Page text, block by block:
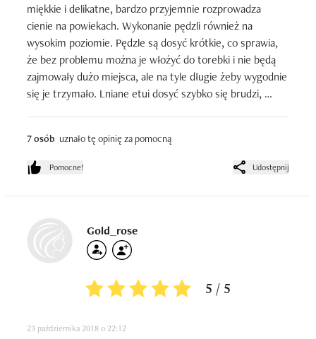
miękkie i delikatne, bardzo przyjemnie rozprowadza
cienie na powiekach. Wykonanie pędzli również na
wysokim poziomie. Pędzle są dosyć krótkie, co sprawia,
że bez problemu można je włożyć do torebki i nie będą
zajmowały dużo miejsca, ale na tyle długie żeby wygodnie
się je trzymało. Lniane etui dosyć szybko się brudzi,
7 osób uznało tę opinię za pomocną
Pomocne! Udostępnij
Gold_rose
5 / 5
23 października 2018 o 22:12